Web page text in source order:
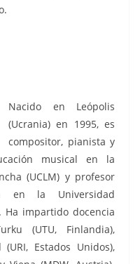
Nacido en Leópolis
(Ucrania) en 1995, es
compositor, pianista y
musical en la
(UCLM) y profesor
en la Universidad
Ha impartido docencia
(UTU, Finlandia),
Estados Unidos),